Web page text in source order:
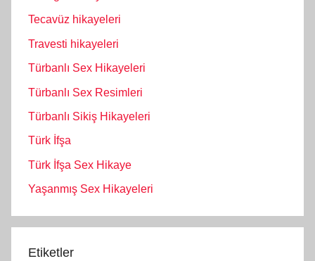
Tecavüz hikayeleri
Travesti hikayeleri
Türbanlı Sex Hikayeleri
Türbanlı Sex Resimleri
Türbanlı Sikiş Hikayeleri
Türk İfşa
Türk İfşa Sex Hikaye
Yaşanmış Sex Hikayeleri
Etiketler